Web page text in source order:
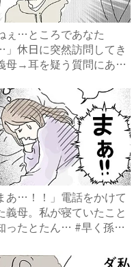
ぇ…ところであなた
休日に突然訪問してき
母→耳を疑う質問にあ
あ…！！」電話をかけて
義母。私が寝ていたこと
ったとたん… #早く孫